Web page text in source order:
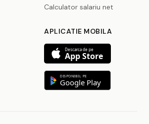
Calculator salariu net
APLICATIE MOBILA
Descarca de pe
App Store
DISPONIBIL PE
Google Play